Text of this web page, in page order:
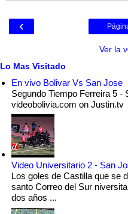
‹
Ver la
Lo Mas Visitado
En vivo Bolivar Vs San Jose
Segundo Tiempo Ferreira 5 -
videobolivia.com on Justin.tv
Video Universitario 2 - San
Los goles de Castilla que se
santo Correo del Sur
dos años ...